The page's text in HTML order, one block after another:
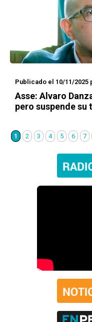
Publicado el 10/11/2025
Asse: Alvaro
pero suspende
1 2 3 4 5 6 7